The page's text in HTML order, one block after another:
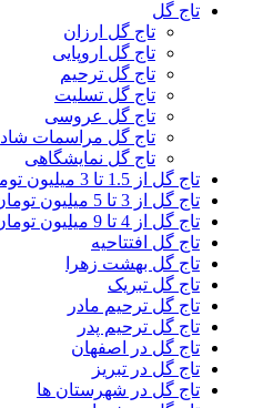
تاج گل
تاج گل ارزان
تاج گل اروپایی
تاج گل ترحیم
تاج گل تسلیت
تاج گل عروسی
تاج گل مراسمات شاد
تاج گل نمایشگاهی
تاج گل از 1.5 تا 3 میلیون تومان
تاج گل از 3 تا 5 میلیون تومان
تاج گل از 4 تا 9 میلیون تومان
تاج گل افتتاحیه
تاج گل بهشت زهرا
تاج گل تبریک
تاج گل ترحیم مادر
تاج گل ترحیم پدر
تاج گل در اصفهان
تاج گل در تبریز
تاج گل در شهرستان ها